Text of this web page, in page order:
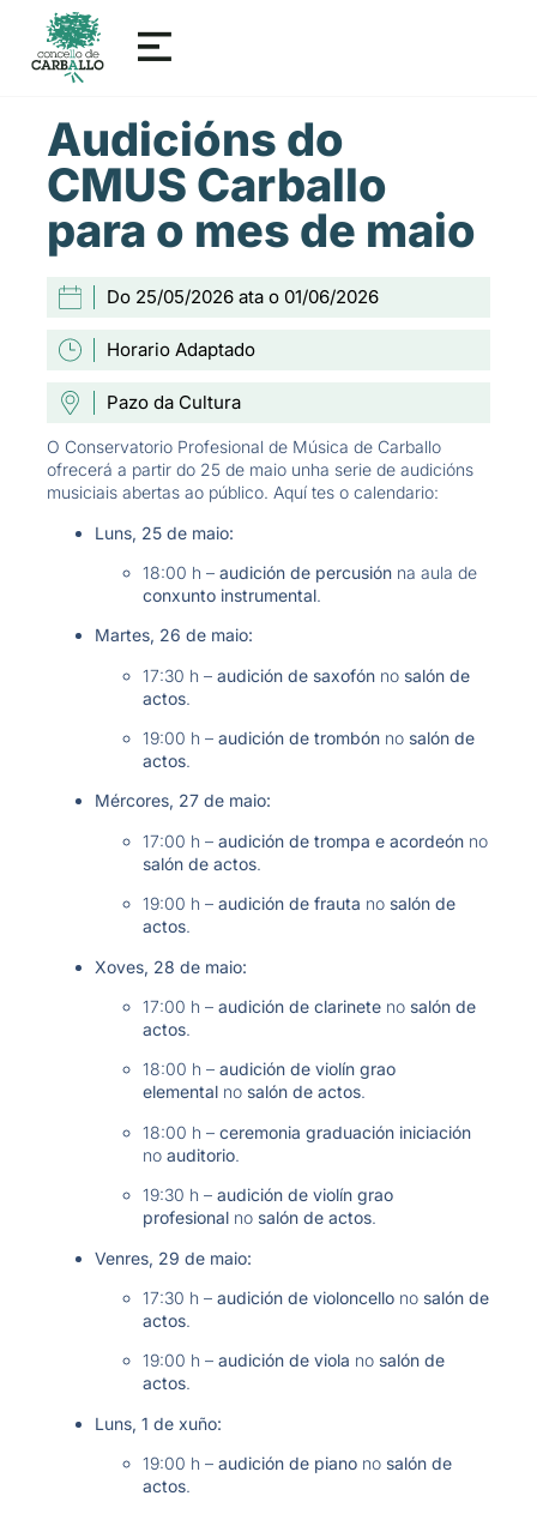
Audicións do
CMUS Carballo
para o mes de maio
Do 25/05/2026 ata o 01/06/2026
Horario Adaptado
Pazo da Cultura
O Conservatorio Profesional de Música de Carballo
ofrecerá a partir do 25 de maio unha serie de audicións
musiciais abertas ao público. Aquí tes o calendario:
Luns, 25 de maio:
18:00 h – audición de percusiónna aula de
conxunto instrumental.
Martes, 26 de maio:
17:30 h – audición de saxofónno salón de
actos.
19:00 h – audición de trombónno salón de
actos.
Mércores, 27 de maio:
17:00 h – audición de trompa e acordeónno
salón de actos.
19:00 h – audición de frauta no salón de
actos.
Xoves, 28 de maio:
17:00 h – audición de clarineteno salón de
actos.
18:00 h – audición de violín grao
elementalno salón de actos.
18:00 h – ceremonia graduación iniciación
no auditorio.
19:30 h – audición de violín grao
profesionalno salón de actos.
Venres, 29 de maio:
17:30 h – audición de violoncellono salón de
actos.
19:00 h – audición de viola no salón de
actos.
Luns, 1 de xuño:
19:00 h – audición de pianono salón de
actos.